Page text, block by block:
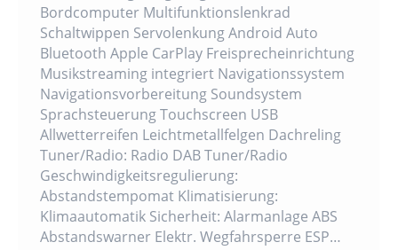
Bordcomputer Multifunktionslenkrad
Schaltwippen Servolenkung Android Auto
Bluetooth Apple CarPlay Freisprecheinrichtung
Musikstreaming integriert Navigationssystem
Navigationsvorbereitung Soundsystem
Sprachsteuerung Touchscreen USB
Allwetterreifen Leichtmetallfelgen Dachreling
Tuner/Radio: Radio DAB Tuner/Radio
Geschwindigkeitsregulierung:
Abstandstempomat Klimatisierung:
Klimaautomatik Sicherheit: Alarmanlage ABS
Abstandswarner Elektr. Wegfahrsperre ESP…